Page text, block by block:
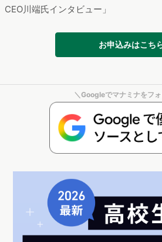
CEO川端氏インタビュー」
お申込みはこち
＼Googleでマナミナをフ